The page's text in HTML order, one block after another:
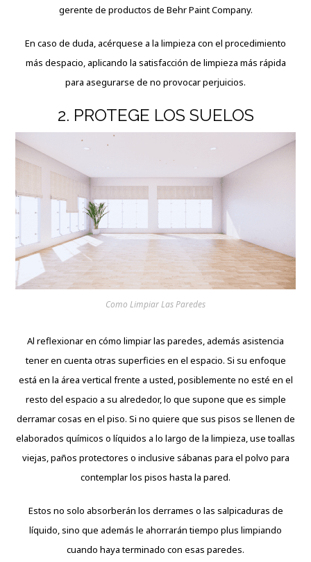
gerente de productos de Behr Paint Company.
En caso de duda, acérquese a la limpieza con el procedimiento
más despacio, aplicando la satisfacción de limpieza más rápida
para asegurarse de no provocar perjuicios.
2. PROTEGE LOS SUELOS
Como Limpiar Las Paredes
Al reflexionar en cómo limpiar las paredes, además asistencia
tener en cuenta otras superficies en el espacio. Si su enfoque
está en la área vertical frente a usted, posiblemente no esté en el
resto del espacio a su alrededor, lo que supone que es simple
derramar cosas en el piso. Si no quiere que sus pisos se llenen de
elaborados químicos o líquidos a lo largo de la limpieza, use toallas
viejas, paños protectores o inclusive sábanas para el polvo para
contemplar los pisos hasta la pared.
Estos no solo absorberán los derrames o las salpicaduras de
líquido, sino que además le ahorrarán tiempo plus limpiando
cuando haya terminado con esas paredes.